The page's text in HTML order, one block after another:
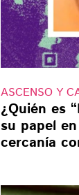
ASCENSO Y
¿Quién es
su papel
cercanía